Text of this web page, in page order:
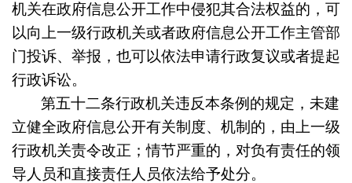
机关在政府信息公开工作中侵犯其合法权益的，可
以向上一级行政机关或者政府信息公开工作主管部
门投诉、举报，也可以依法申请行政复议或者提起
行政诉讼。
第五十二条行政机关违反本条例的规定，未建
立健全政府信息公开有关制度、机制的，由上一级
行政机关责令改正；情节严重的，对负有责任的领
导人员和直接责任人员依法给予处分。